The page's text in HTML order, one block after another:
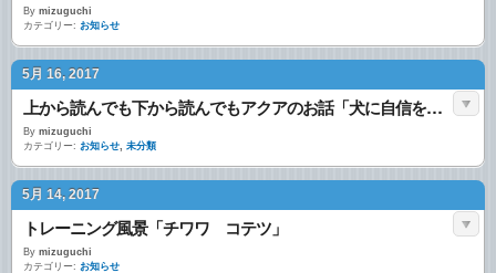
By mizuguchi
カテゴリー: お知らせ
5月 16, 2017
上から読んでも下から読んでもアクアのお話「犬に自信を持たせるには？」
By mizuguchi
カテゴリー: お知らせ, 未分類
5月 14, 2017
トレーニング風景「チワワ コテツ」
By mizuguchi
カテゴリー: お知らせ